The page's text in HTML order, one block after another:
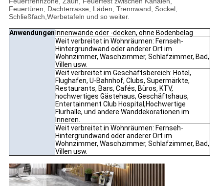
Feuertüren, Dachterrasse, Läden, Trennwand, Sockel,
Schließfach,Werbetafeln und so weiter.
Anwendungen Innenwände oder -decken, ohne Bodenbelag
Weit verbreitet in Wohnräumen: Fernseh-
Hintergrundwand oder anderer Ort im
Wohnzimmer, Waschzimmer, Schlafzimmer, Bad,
Villen usw.
Weit verbreitet im Geschäftsbereich: Hotel,
Flughafen, U-Bahnhof, Clubs, Supermärkte,
Restaurants, Bars, Cafés, Büros, KTV,
hochwertiges Gästehaus, Geschäftshaus,
Entertainment Club Hospital,Hochwertige
Flurhalle, und andere Wanddekorationen im
Inneren.
Weit verbreitet in Wohnräumen: Fernseh-
Hintergrundwand oder anderer Ort im
Wohnzimmer, Waschzimmer, Schlafzimmer, Bad,
Villen usw.